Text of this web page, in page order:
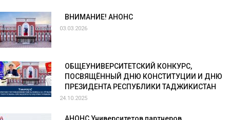
ВНИМАНИЕ! АНОНС
03.03.2026
ОБЩЕУНИВЕРСИТЕТСКИЙ КОНКУРС,
ПОСВЯЩЁННЫЙ ДНЮ КОНСТИТУЦИИ И ДНЮ
ПРЕЗИДЕНТА РЕСПУБЛИКИ ТАДЖИКИСТАН
24.10.2025